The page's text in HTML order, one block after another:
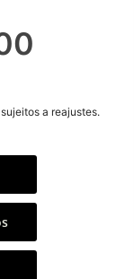
a reajustes.